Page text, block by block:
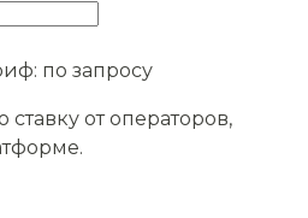
по запросу
от операторов,